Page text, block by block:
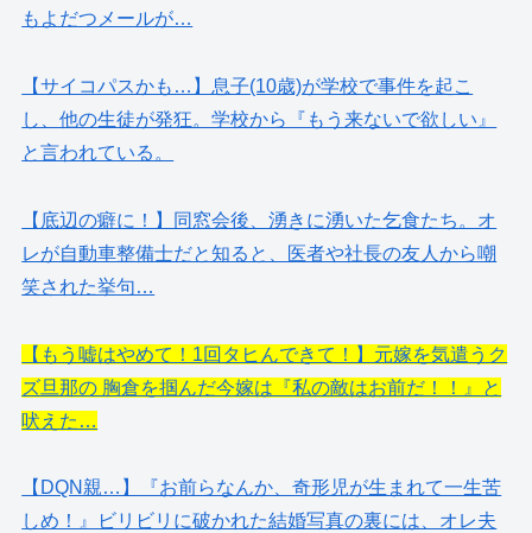
もよだつメールが…
【サイコパスかも…】息子(10歳)が学校で事件を起こ
し、他の生徒が発狂。学校から『もう来ないで欲しい』
と言われている。
【底辺の癖に！】同窓会後、湧きに湧いた乞食たち。オ
レが自動車整備士だと知ると、医者や社長の友人から嘲
笑された挙句…
【もう嘘はやめて！1回タヒんできて！】元嫁を気遣うク
ズ旦那の 胸倉を掴んだ今嫁は『私の敵はお前だ！！』と
吠えた…
【DQN親…】『お前らなんか、奇形児が生まれて一生苦
しめ！』ビリビリに破かれた結婚写真の裏には、オレ夫